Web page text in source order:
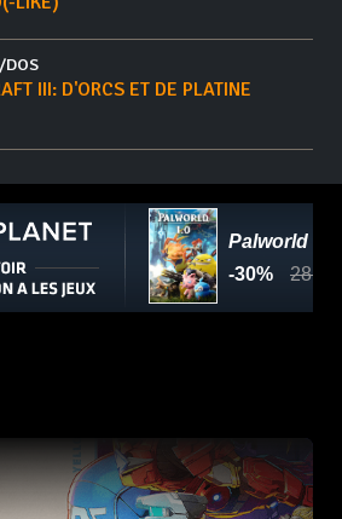
DOS
III: D'ORCS ET DE PLATINE